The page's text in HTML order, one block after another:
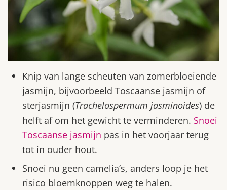
Knip van lange scheuten van zomerbloeiende
jasmijn, bijvoorbeeld Toscaanse jasmijn of
sterjasmijn (Trachelospermum jasminoides) de
helft af om het gewicht te verminderen. Snoei
Toscaanse jasmijn pas in het voorjaar terug
tot in ouder hout.
Snoei nu geen camelia’s, anders loop je het
risico bloemknoppen weg te halen.